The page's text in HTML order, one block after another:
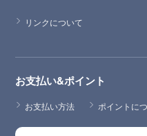
リンクについて
お支払い&ポイント
お支払い方法 ポイントに